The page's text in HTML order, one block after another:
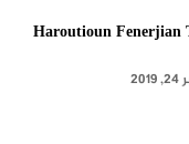
Haroutioun Fenerjian